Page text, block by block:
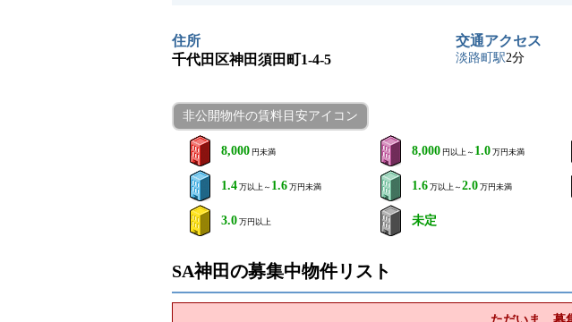
住所
千代田区神田須田町1-4-5
交通アクセス
淡路町駅2分
非公開物件の賃料目安アイコン
8,000 円未満 8,000 円以上～ 1.0 万円未満
1.4 万以上～ 1.6 万円未満 1.6 万以上～ 2.0 万円未満
3.0 万円以上 未定
SA神田の募集中物件リスト